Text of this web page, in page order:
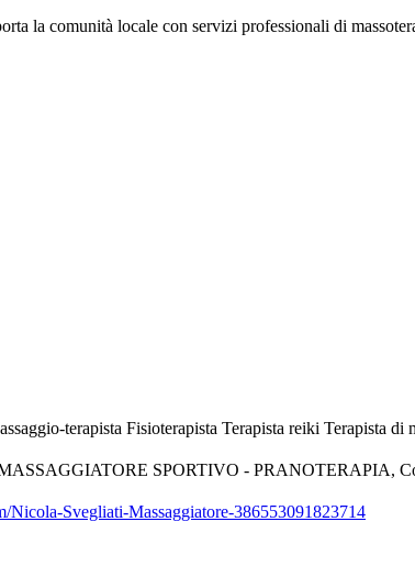
la comunità locale con servizi professionali di
terapista Fisioterapista Terapista reiki Terapista di
SPORTIVO - PRANOTERAPIA,
Nicola-Svegliati-Massaggiatore-386553091823714